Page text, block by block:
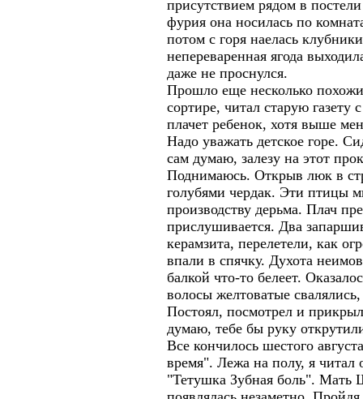
присутствием рядом в
фурия она носилась по
потом с горя наелась
непереваренная ягода
даже не проснулся.
Прошло еще несколько
сортире, читал старую газету
плачет ребенок, хотя выше
Надо уважать детское горе.
сам думаю, залезу на этот
Поднимаюсь. Открыв люк в
голубями чердак. Эти птицы
производству дерьма. Плач
прислушивается. Два
керамзита, перелетели, как
впали в спячку. Духота
балкой что-то белеет.
волосы желтоватые
Постоял, посмотрел и
думаю, тебе бы руку
Все кончилось шестого
время". Лежа на полу, я читал
"Тетушка Зубная боль". Мать